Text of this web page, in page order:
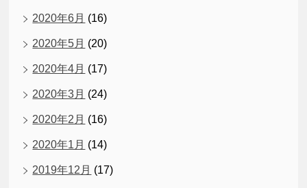
2020年6月 (16)
2020年5月 (20)
2020年4月 (17)
2020年3月 (24)
2020年2月 (16)
2020年1月 (14)
2019年12月 (17)